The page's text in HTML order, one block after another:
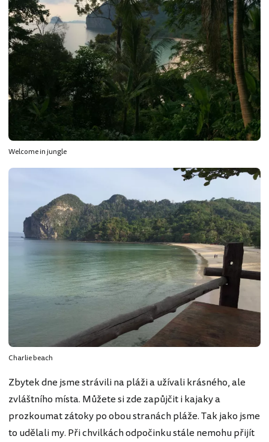
Welcome in jungle
Charlie beach
Zbytek dne jsme strávili na pláži a užívali krásného, ale
zvláštního místa. Můžete si zde zapůjčit i kajaky a
prozkoumat zátoky po obou stranách pláže. Tak jako jsme
to udělali my. Při chvilkách odpočinku stále nemohu přijít